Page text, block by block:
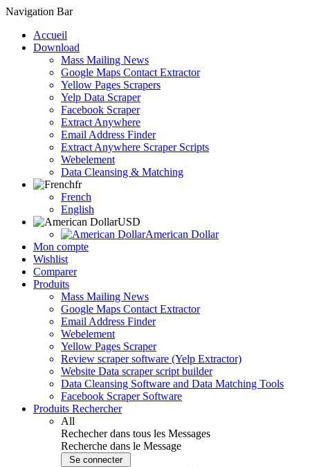
Navigation Bar
Accueil
Download
Mass Mailing News
Google Maps Contact Extractor
Yellow Pages Scrapers
Yelp Data Scraper
Facebook Scraper
Extract Anywhere
Email Address Finder
Extract Anywhere Scraper Scripts
Webelement
Data Cleansing & Matching
fr
French
English
USD
American Dollar
Mon compte
Wishlist
Comparer
Produits
Mass Mailing News
Google Maps Contact Extractor
Email Address Finder
Webelement
Yellow Pages Scraper
Review scraper software (Yelp Extractor)
Website Data scraper script builder
Data Cleansing Software and Data Matching Tools
Facebook Scraper Software
Produits Rechercher
All
Rechecher dans tous les Messages
Recherche dans le Message